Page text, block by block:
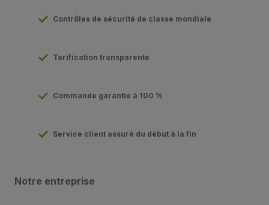
Contrôles de sécurité de classe mondiale
Tarification transparente
Commande garantie à 100 %
Service client assuré du début à la fin
Notre entreprise